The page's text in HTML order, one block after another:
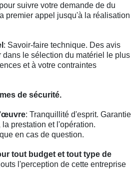
suivre votre demande de du
premier appel jusqu'à la réalisation
: Savoir-faire technique. Des avis
dans le sélection du matériel le plus
et à votre contraintes
de sécurité.
: Tranquillité d'esprit. Garantie
prestation et l'opération.
en cas de question.
tout budget et tout type de
l'perception de cette entreprise